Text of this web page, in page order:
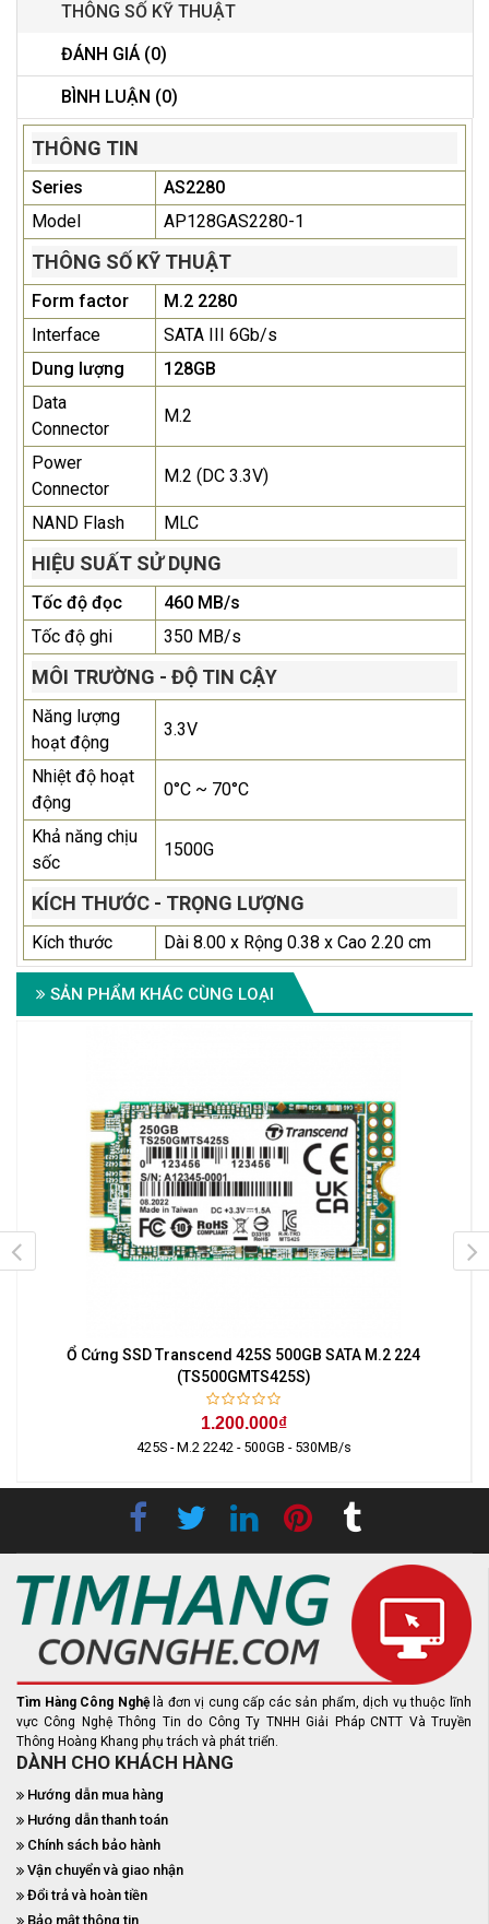
THÔNG SỐ KỸ THUẬT
ĐÁNH GIÁ (0)
BÌNH LUẬN (0)
THÔNG TIN
Series
AS2280
Model
AP128GAS2280-1
THÔNG SỐ KỸ THUẬT
Form factor
M.2 2280
Interface
SATA III 6Gb/s
Dung lượng
128GB
Data
Connector
M.2
Power
Connector
M.2 (DC 3.3V)
NAND Flash MLC
HIỆU SUẤT SỬ DỤNG
Tốc độ đọc
460 MB/s
Tốc độ ghi
350 MB/s
MÔI TRƯỜNG - ĐỘ TIN CẬY
Năng lượng
hoạt động
3.3V
Nhiệt độ hoạt
động
0°C ~ 70°C
Khả năng chịu
sốc
1500G
KÍCH THƯỚC - TRỌNG LƯỢNG
Kích thước Dài 8.00 x Rộng 0.38 x Cao 2.20 cm
SẢN PHẨM KHÁC CÙNG LOẠI
Ổ Cứng SSD Transcend 425S 500GB SATA M.2 224
(TS500GMTS425S)
1.200.000₫
425S - M.2 2242 - 500GB - 530MB/s
Tìm Hàng Công Nghệ là đơn vị cung cấp các sản phẩm, dịch vụ thuộc lĩnh
vực Công Nghệ Thông Tin do Công Ty TNHH Giải Pháp CNTT Và Truyền
Thông Hoàng Khang phụ trách và phát triển.
DÀNH CHO KHÁCH HÀNG
Hướng dẫn mua hàng
Hướng dẫn thanh toán
Chính sách bảo hành
Vận chuyển và giao nhận
Đổi trả và hoàn tiền
Bảo mật thông tin